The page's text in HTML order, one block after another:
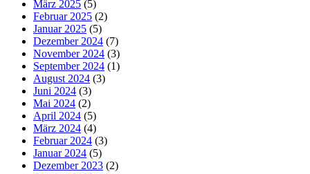
März 2025 (5)
Februar 2025 (2)
Januar 2025 (5)
Dezember 2024 (7)
November 2024 (3)
September 2024 (1)
August 2024 (3)
Juni 2024 (3)
Mai 2024 (2)
April 2024 (5)
März 2024 (4)
Februar 2024 (3)
Januar 2024 (5)
Dezember 2023 (2)